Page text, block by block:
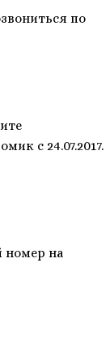
по
с 24.07.2017.
номер на